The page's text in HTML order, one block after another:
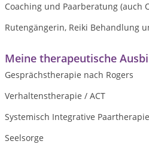
Coaching und Paarberatung (auch
Rutengängerin, Reiki Behandlung
Meine therapeutische
Gesprächstherapie nach Rogers
Verhaltenstherapie / ACT
Systemisch Integrative Paartherapie
Seelsorge